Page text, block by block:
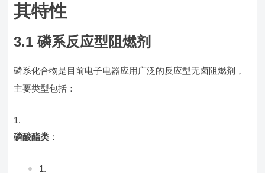
其特性
3.1 磷系反应型阻燃剂
磷系化合物是目前电子电器应用广泛的反应型无卤阻燃剂，
主要类型包括：
磷酸酯类 ：